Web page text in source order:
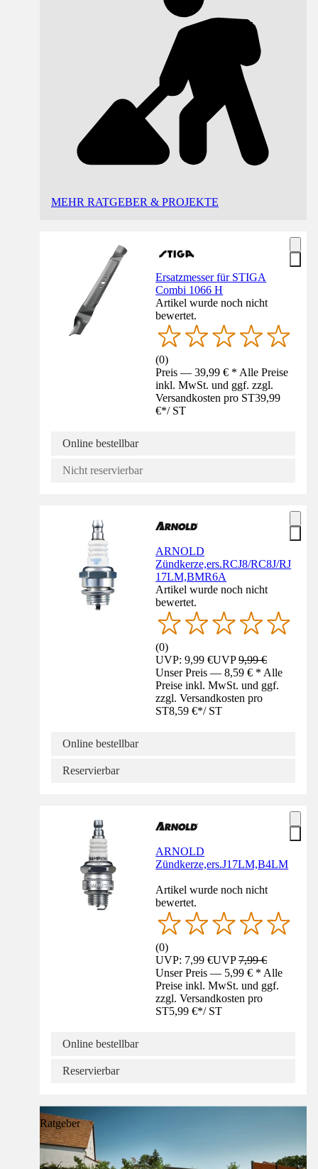
MEHR RATGEBER & PROJEKTE
Ersatzmesser für STIGA
Combi 1066 H
Artikel wurde noch nicht
bewertet.
(0)
Preis — 39,99 € * Alle Preise
inkl. MwSt. und ggf. zzgl.
Versandkosten pro ST39,99
€*/ ST
Online bestellbar
Nicht reservierbar
ARNOLD
Zündkerze,ers.RCJ8/RC8J/RJ
17LM,BMR6A
Artikel wurde noch nicht
bewertet.
(0)
UVP: 9,99 €UVP9,99 €
Unser Preis — 8,59 € * Alle
Preise inkl. MwSt. und ggf.
zzgl. Versandkosten pro
ST8,59 €*/ ST
Online bestellbar
Reservierbar
ARNOLD
Zündkerze,ers.J17LM,B4LM
Artikel wurde noch nicht
bewertet.
(0)
UVP: 7,99 €UVP7,99 €
Unser Preis — 5,99 € * Alle
Preise inkl. MwSt. und ggf.
zzgl. Versandkosten pro
ST5,99 €*/ ST
Online bestellbar
Reservierbar
Ratgeber